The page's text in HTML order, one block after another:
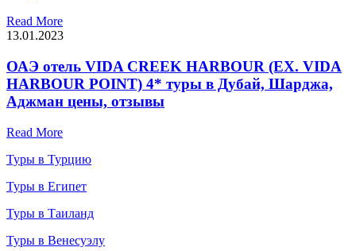
Read More
13.01.2023
ОАЭ отель VIDA CREEK HARBOUR (EX. VIDA
HARBOUR POINT) 4* туры в Дубай, Шарджа,
Аджман цены, отзывы
Read More
Туры в Турцию
Туры в Египет
Туры в Таиланд
Туры в Венесуэлу